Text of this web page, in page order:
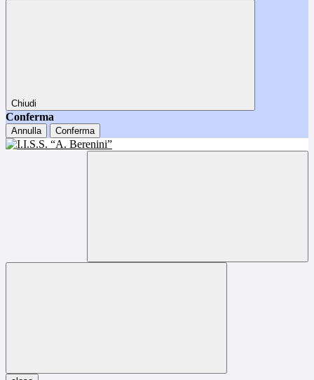
Chiudi
Conferma
Annulla Conferma